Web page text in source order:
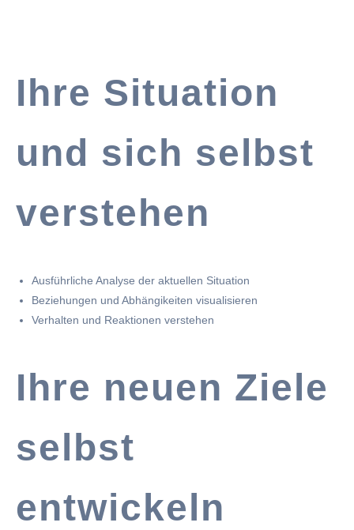
Ihre Situation
und sich selbst
verstehen
Ausführliche Analyse der aktuellen Situation
Beziehungen und Abhängikeiten visualisieren
Verhalten und Reaktionen verstehen
Ihre neuen Ziele
selbst
entwickeln